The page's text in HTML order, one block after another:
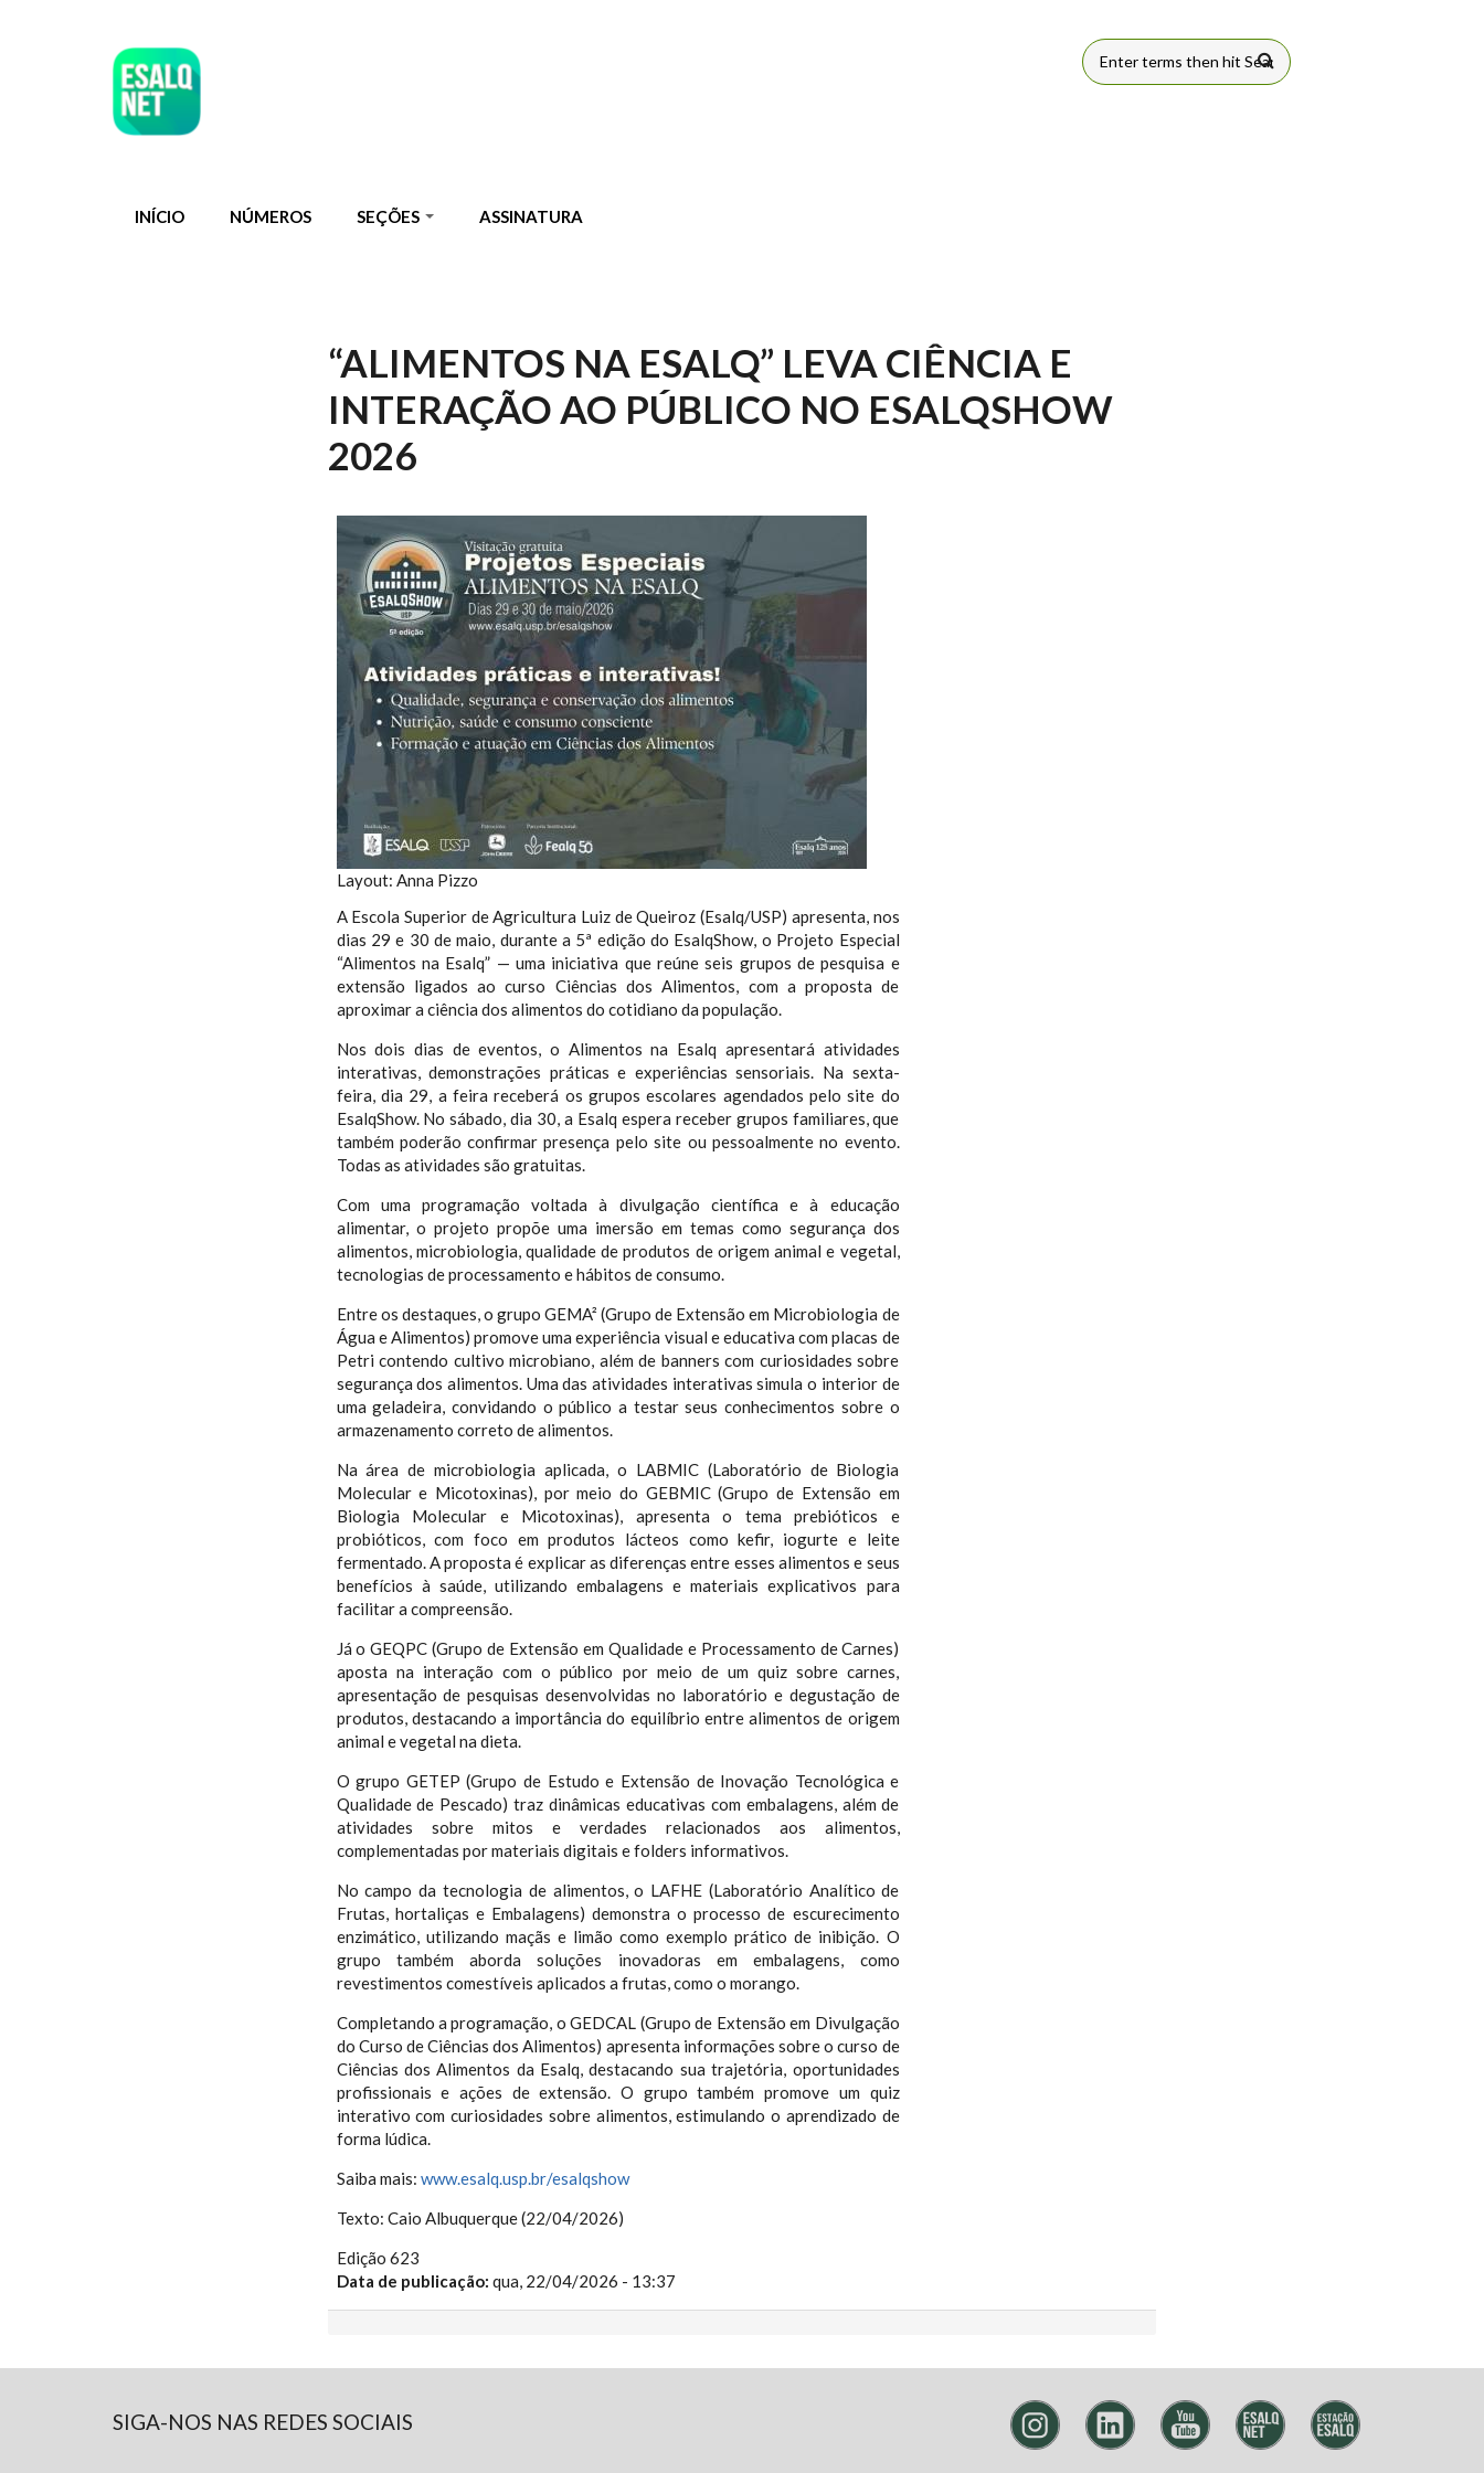
FORMULÁRIO
INÍCIO NÚMEROS SEÇÕES ASSINATURA
“ALIMENTOS NA ESALQ” LEVA CIÊNCIA E
INTERAÇÃO AO PÚBLICO NO ESALQSHOW
2026
Layout: Anna Pizzo
A Escola Superior de Agricultura Luiz de Queiroz (Esalq/USP) apresenta, nos
dias 29 e 30 de maio, durante a 5ª edição do EsalqShow, o Projeto Especial
“Alimentos na Esalq” — uma iniciativa que reúne seis grupos de pesquisa e
extensão ligados ao curso Ciências dos Alimentos, com a proposta de
aproximar a ciência dos alimentos do cotidiano da população.
Nos dois dias de eventos, o Alimentos na Esalq apresentará atividades
interativas, demonstrações práticas e experiências sensoriais. Na sexta-
feira, dia 29, a feira receberá os grupos escolares agendados pelo site do
EsalqShow. No sábado, dia 30, a Esalq espera receber grupos familiares, que
também poderão confirmar presença pelo site ou pessoalmente no evento.
Todas as atividades são gratuitas.
Com uma programação voltada à divulgação científica e à educação
alimentar, o projeto propõe uma imersão em temas como segurança dos
alimentos, microbiologia, qualidade de produtos de origem animal e vegetal,
tecnologias de processamento e hábitos de consumo.
Entre os destaques, o grupo GEMA² (Grupo de Extensão em Microbiologia de
Água e Alimentos) promove uma experiência visual e educativa com placas de
Petri contendo cultivo microbiano, além de banners com curiosidades sobre
segurança dos alimentos. Uma das atividades interativas simula o interior de
uma geladeira, convidando o público a testar seus conhecimentos sobre o
armazenamento correto de alimentos.
Na área de microbiologia aplicada, o LABMIC (Laboratório de Biologia
Molecular e Micotoxinas), por meio do GEBMIC (Grupo de Extensão em
Biologia Molecular e Micotoxinas), apresenta o tema prebióticos e
probióticos, com foco em produtos lácteos como kefir, iogurte e leite
fermentado. A proposta é explicar as diferenças entre esses alimentos e seus
benefícios à saúde, utilizando embalagens e materiais explicativos para
facilitar a compreensão.
Já o GEQPC (Grupo de Extensão em Qualidade e Processamento de Carnes)
aposta na interação com o público por meio de um quiz sobre carnes,
apresentação de pesquisas desenvolvidas no laboratório e degustação de
produtos, destacando a importância do equilíbrio entre alimentos de origem
animal e vegetal na dieta.
O grupo GETEP (Grupo de Estudo e Extensão de Inovação Tecnológica e
Qualidade de Pescado) traz dinâmicas educativas com embalagens, além de
atividades sobre mitos e verdades relacionados aos alimentos,
complementadas por materiais digitais e folders informativos.
No campo da tecnologia de alimentos, o LAFHE (Laboratório Analítico de
Frutas, hortaliças e Embalagens) demonstra o processo de escurecimento
enzimático, utilizando maçãs e limão como exemplo prático de inibição. O
grupo também aborda soluções inovadoras em embalagens, como
revestimentos comestíveis aplicados a frutas, como o morango.
Completando a programação, o GEDCAL (Grupo de Extensão em Divulgação
do Curso de Ciências dos Alimentos) apresenta informações sobre o curso de
Ciências dos Alimentos da Esalq, destacando sua trajetória, oportunidades
profissionais e ações de extensão. O grupo também promove um quiz
interativo com curiosidades sobre alimentos, estimulando o aprendizado de
forma lúdica.
Saiba mais: www.esalq.usp.br/esalqshow
Texto: Caio Albuquerque (22/04/2026)
Edição 623
Data de publicação: qua, 22/04/2026 - 13:37
SIGA-NOS NAS REDES SOCIAIS